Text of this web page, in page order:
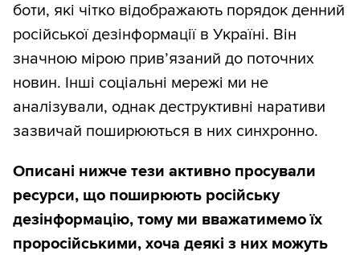
боти, які чітко відображають порядок денний
російської дезінформації в Україні. Він
значною мірою прив’язаний до поточних
новин. Інші соціальні мережі ми не
аналізували, однак деструктивні наративи
зазвичай поширюються в них синхронно.
Описані нижче тези активно просували
ресурси, що поширюють російську
дезінформацію, тому ми вважатимемо їх
проросійськими, хоча деякі з них можуть